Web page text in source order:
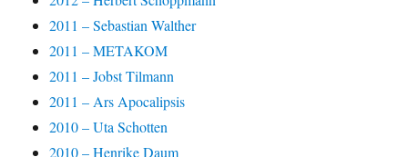
2011 – Sebastian Walther
2011 – METAKOM
2011 – Jobst Tilmann
2011 – Ars Apocalipsis
2010 – Uta Schotten
2010 – Henrike Daum